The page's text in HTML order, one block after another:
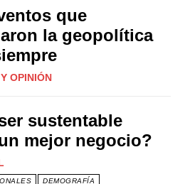
que
la geopolítica
OPINIÓN
sustentable
mejor negocio?
DEMOGRAFÍA